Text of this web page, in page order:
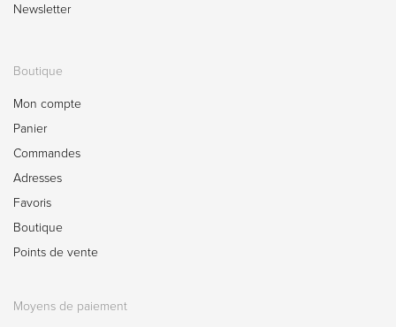
Newsletter
Boutique
Mon compte
Panier
Commandes
Adresses
Favoris
Boutique
Points de vente
Moyens de paiement